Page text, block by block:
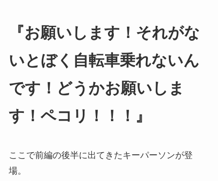
『お願いします！それがな
いとぼく自転車乗れないん
です！どうかお願いしま
す！ペコリ！！！』
ここで前編の後半に出てきたキーパーソンが登
場。